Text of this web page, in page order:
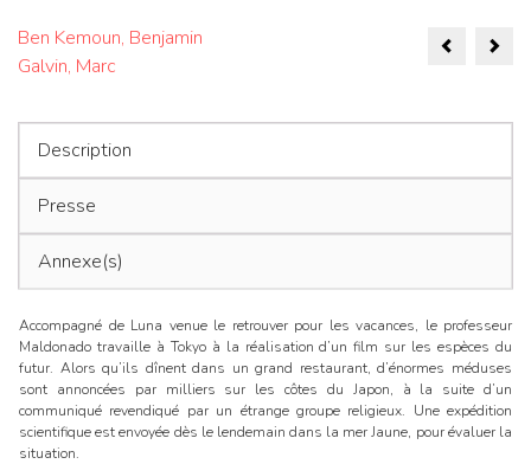
de
Luna,
2
Ben Kemoun, Benjamin
Galvin, Marc
Description
Presse
Annexe(s)
Accompagné de Luna venue le retrouver pour les vacances, le professeur
Maldonado travaille à Tokyo à la réalisation d’un film sur les espèces du
futur. Alors qu’ils dînent dans un grand restaurant, d’énormes méduses
sont annoncées par milliers sur les côtes du Japon, à la suite d’un
communiqué revendiqué par un étrange groupe religieux. Une expédition
scientifique est envoyée dès le lendemain dans la mer Jaune, pour évaluer la
situation.